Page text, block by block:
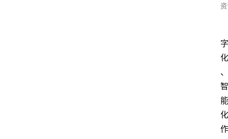
字
化
、
智
能
化
作